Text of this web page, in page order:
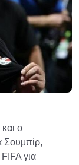
ο
Σουμπίρ,
για